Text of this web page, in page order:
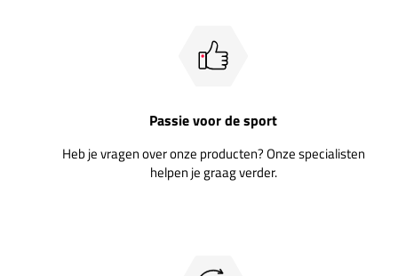
Passie voor de sport
Heb je vragen over onze producten? Onze specialisten
helpen je graag verder.